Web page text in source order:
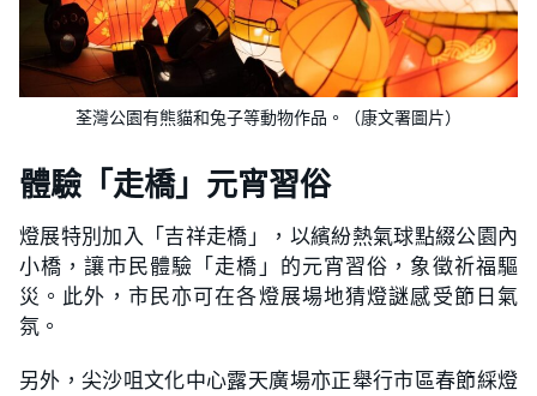
荃灣公園有熊貓和兔子等動物作品。（康文署圖片）
體驗「走橋」元宵習俗
燈展特別加入「吉祥走橋」，以繽紛熱氣球點綴公園內
小橋，讓市民體驗「走橋」的元宵習俗，象徵祈福驅
災。此外，市民亦可在各燈展場地猜燈謎感受節日氣
氛。
另外，尖沙咀文化中心露天廣場亦正舉行市區春節綵燈